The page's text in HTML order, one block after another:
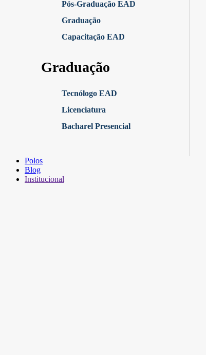
Pós-Graduação EAD
Graduação
Capacitação EAD
Graduação
Tecnólogo EAD
Licenciatura
Bacharel Presencial
Polos
Blog
Institucional